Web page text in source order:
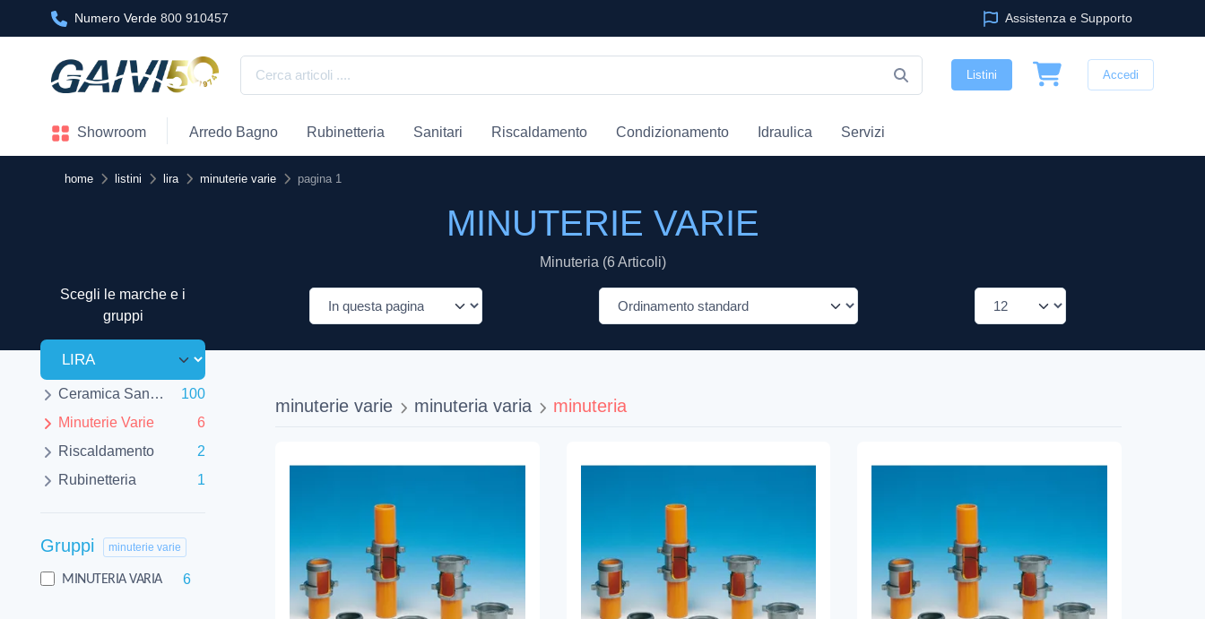
Numero Verde 800 910457 Assistenza e Supporto
Listini Accedi
Showroom Arredo Bagno Rubinetteria Sanitari Riscaldamento Condizionamento Idraulica Servizi
home listini lira minuterie varie pagina 1
MINUTERIE VARIE
Minuteria (6 Articoli)
Scegli le marche e i
gruppi
Ceramica Sanitaria
100
Minuterie Varie
6
Riscaldamento
2
Rubinetteria
1
Gruppi minuterie varie
MINUTERIA VARIA 6
minuterie varie minuteria varia minuteria